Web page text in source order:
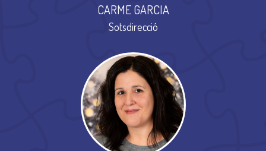
CARME GARCIA
Sotsdirecció